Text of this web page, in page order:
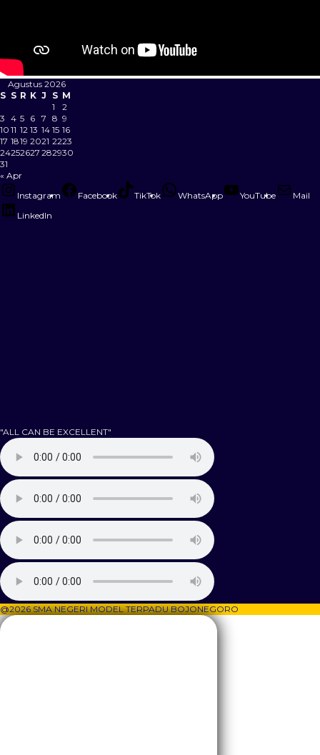
Agustus 2026
S S R K J S M
1
2
3 4 5 6 7 8 9
10 11 12 13 14 15 16
17 1819 2021 2223
24252627 282930
31
« Apr
Instagram
Facebook TikTok WhatsApp YouTube
Mail
LinkedIn
"ALL CAN BE EXCELLENT"
@2026 SMA NEGERI MODEL TERPADU BOJONEGORO